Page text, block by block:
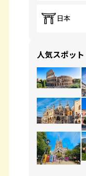
日本
人気スポット